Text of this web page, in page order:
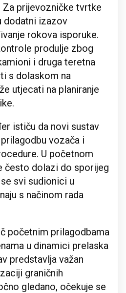
Za prijevozničke tvrtke
dodatni izazov
rokova isporuke.
produlje zbog
i druga teretna
s dolaskom na
utjecati na planiranje
ističu da novi sustav
vozača i
U početnom
često dolazi do sporijeg
svi sudionici u
s načinom rada
početnim prilagodbama
u dinamici prelaska
predstavlja važan
graničnih
gledano, očekuje se